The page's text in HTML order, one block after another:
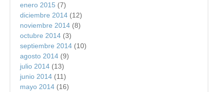
enero 2015 (7)
diciembre 2014 (12)
noviembre 2014 (8)
octubre 2014 (3)
septiembre 2014 (10)
agosto 2014 (9)
julio 2014 (13)
junio 2014 (11)
mayo 2014 (16)